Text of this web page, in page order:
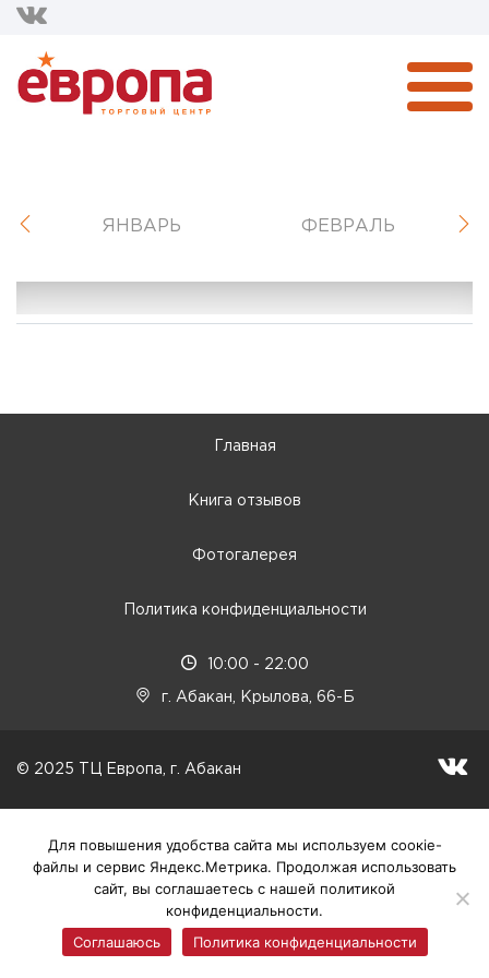
ЯНВАРЬ ФЕВРАЛЬ
Главная
Книга отзывов
Фотогалерея
Политика конфиденциальности
10:00 - 22:00
г. Абакан, Крылова, 66-Б
© 2025 ТЦ Европа, г. Абакан
Для повышения удобства сайта мы используем соокіе-
файлы и сервис Яндекс.Метрика. Продолжая использовать
сайт, вы соглашаетесь с нашей политикой
конфиденциальности.
Соглашаюсь
Политика конфиденциальности